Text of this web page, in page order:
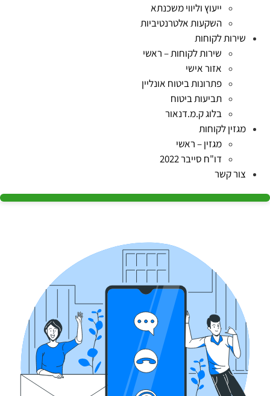
ייעוץ וליווי משכנתא
השקעות אלטרנטיביות
שירות לקוחות
שירות לקוחות – ראשי
אזור אישי
פתרונות ביטוח אונליין
תביעות ביטוח
בלוג ק.מ.דנאור
מגזין לקוחות
מגזין – ראשי
דו"ח סייבר 2022
צור קשר